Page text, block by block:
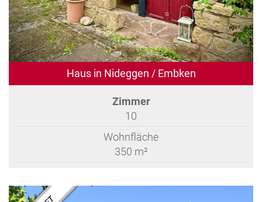
Haus in Nideggen / Embken
Zimmer
10
Wohnfläche
350 m²